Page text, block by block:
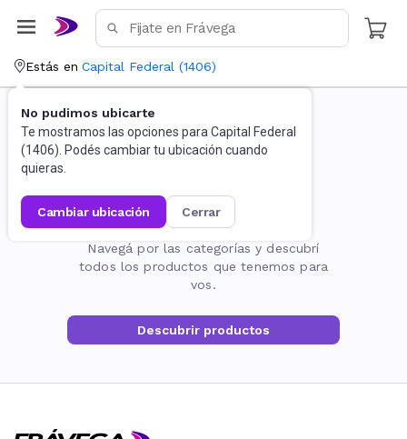
Estás en Capital Federal (1406)
No pudimos ubicarte
Te mostramos las opciones para Capital Federal
(1406). Podés cambiar tu ubicación cuando
quieras.
cambiar ubicación cerrar
La página no existe
Navegá por las categorías y descubrí
todos los productos que tenemos para
vos.
Descubrir productos